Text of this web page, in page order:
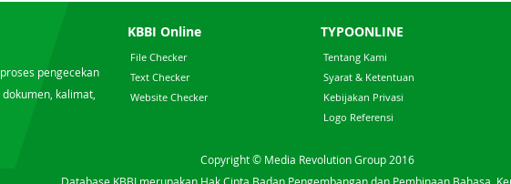
pengecekan
kalimat,
KBBI Online
File Checker
Text Checker
Website Checker
TYPOONLINE
Tentang Kami
Syarat & Ketentuan
Kebijakan Privasi
Logo Referensi
Copyright © Media Revolution Group 2016